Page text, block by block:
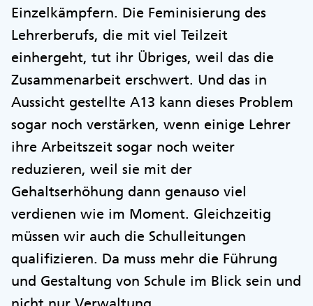
Einzelkämpfern. Die Feminisierung des
Lehrerberufs, die mit viel Teilzeit
einhergeht, tut ihr Übriges, weil das die
Zusammenarbeit erschwert. Und das in
Aussicht gestellte A13 kann dieses Problem
sogar noch verstärken, wenn einige Lehrer
ihre Arbeitszeit sogar noch weiter
reduzieren, weil sie mit der
Gehaltserhöhung dann genauso viel
verdienen wie im Moment. Gleichzeitig
müssen wir auch die Schulleitungen
qualifizieren. Da muss mehr die Führung
und Gestaltung von Schule im Blick sein und